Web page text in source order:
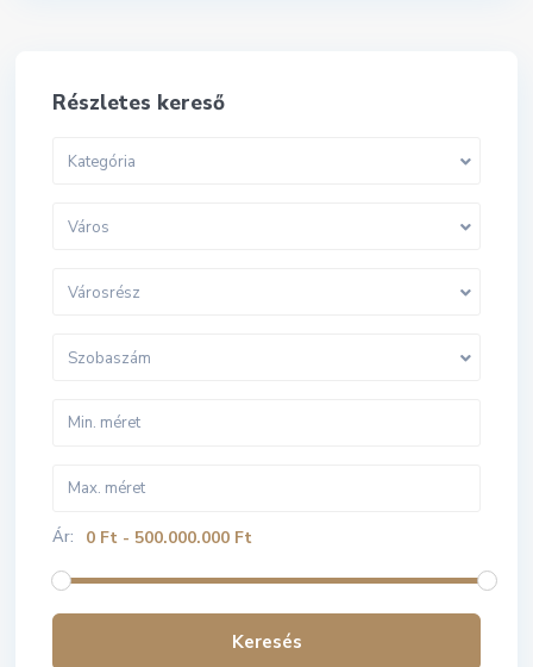
Részletes kereső
Kategória
Város
Városrész
Szobaszám
Ár: 0 Ft - 500.000.000 Ft
Keresés